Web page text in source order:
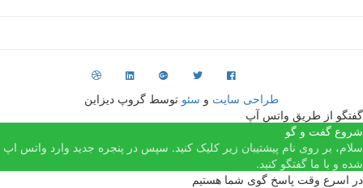
طراحی سایت و سئو توسط گروپ دیزاین
از طریق واتس آپ
گفت و گو
بر روی نام پیشتیبان زیر کلیک کنید. سپس در پنجره جدید وارد واتس اپ
و با ما گفتگو کنید.
اسرع وقت پاسخ گوی شما هستیم